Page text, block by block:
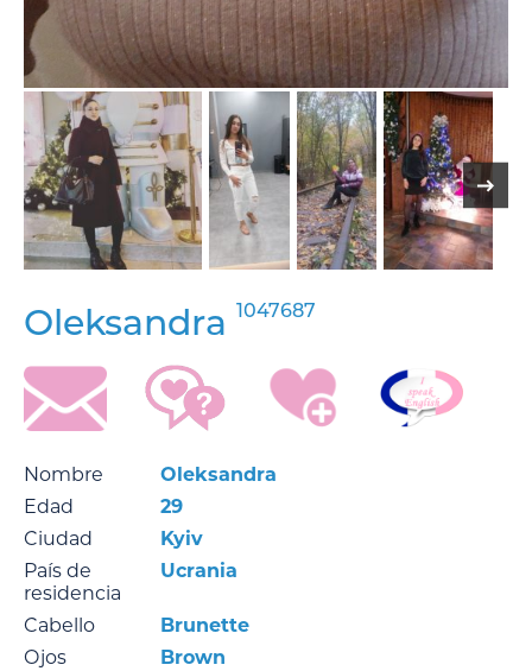
Oleksandra 1047687
Nombre
Oleksandra
Edad
29
Ciudad
Kyiv
País de
residencia
Ucrania
Cabello
Brunette
Ojos
Brown